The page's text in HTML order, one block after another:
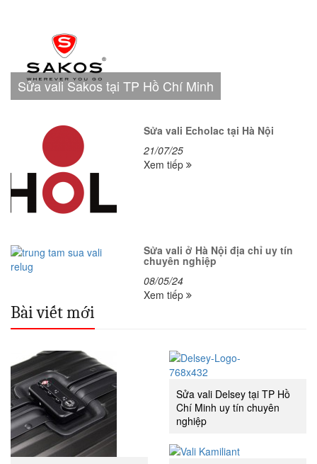
Sửa vali Sakos tại TP Hồ Chí Minh
Sửa vali Echolac tại Hà Nội
21/07/25
Xem tiếp
Sửa vali ở Hà Nội địa chỉ uy tín
chuyên nghiệp
08/05/24
Xem tiếp
Bài viết mới
Sửa vali Delsey tại TP Hồ
Chí Minh uy tín chuyên
nghiệp